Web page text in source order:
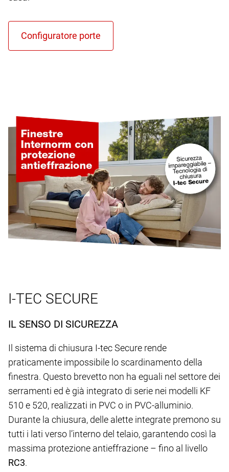
I-TEC SECURE
IL SENSO DI SICUREZZA
Il sistema di chiusura I-tec Secure rende
praticamente impossibile lo scardinamento della
finestra. Questo brevetto non ha eguali nel settore dei
serramenti ed è già integrato di serie nei modelli KF
510 e 520, realizzati in PVC o in PVC-alluminio.
Durante la chiusura, delle alette integrate premono su
tutti i lati verso l’interno del telaio, garantendo così la
massima protezione antieffrazione – fino al livello
RC3.